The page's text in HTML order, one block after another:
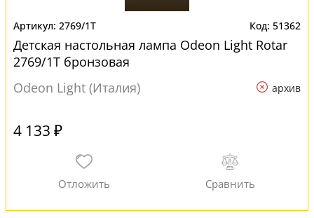
2769/1T 51362
Детская настольная лампа Odeon Light Rotar
2769/1T бронзовая
Odeon Light (Италия)
архив
4 133 ₽